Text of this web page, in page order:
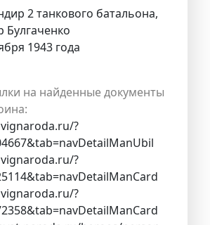
2 танкового батальона,
Булгаченко
1943 года
на найденные документы
?
?
?